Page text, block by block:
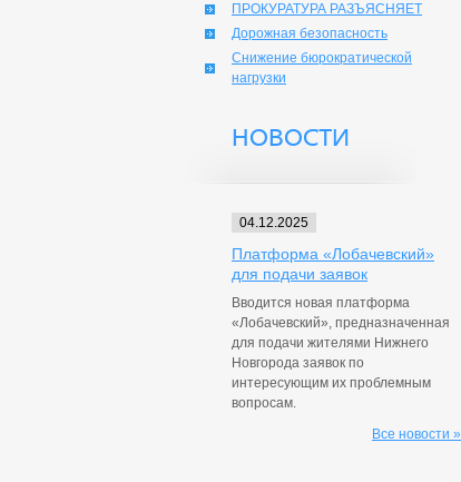
ПРОКУРАТУРА РАЗЪЯСНЯЕТ
Дорожная безопасность
Снижение бюрократической
нагрузки
НОВОСТИ
04.12.2025
Платформа «Лобачевский»
для подачи заявок
Вводится новая платформа
«Лобачевский», предназначенная
для подачи жителями Нижнего
Новгорода заявок по
интересующим их проблемным
вопросам.
Все новости »